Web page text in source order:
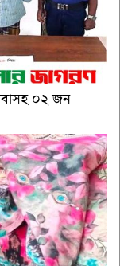
০২ জন